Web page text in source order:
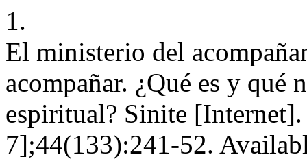
1.
El ministerio del
acompañar. ¿Qué es y qué
espiritual? Sinite
7];44(133):241-52.